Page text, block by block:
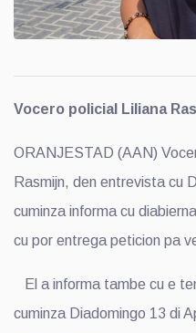
Vocero policial Liliana
ORANJESTAD (AAN)
Rasmijn, den entrevista cu
cuminza informa cu
cu por entrega peticion pa
El a informa tambe cu e
cuminza Diadomingo 13 di